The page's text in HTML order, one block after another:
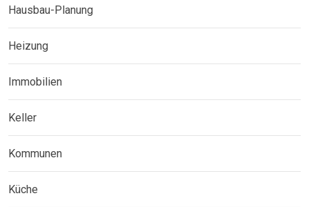
Hausbau-Planung
Heizung
Immobilien
Keller
Kommunen
Küche